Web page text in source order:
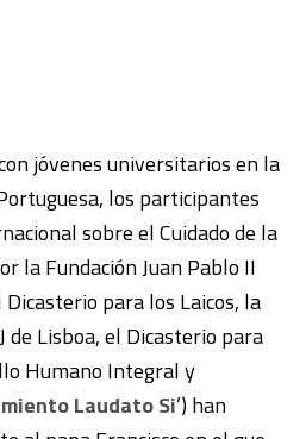
jóvenes universitarios en la
los participantes
sobre el Cuidado de la
la Fundación Juan Pablo II
para los Laicos, la
de Lisboa, el Dicasterio para
Humano Integral y
Laudato Si’) han